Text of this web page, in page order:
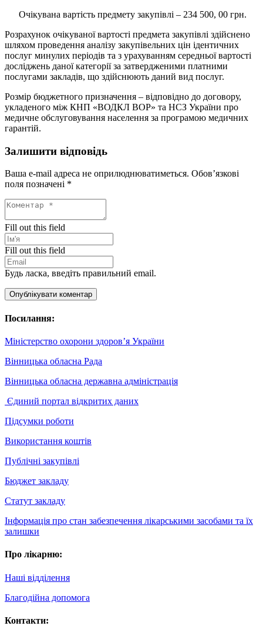
Очікувана вартість предмету закупівлі – 234 500, 00 грн.
Розрахунок очікуваної вартості предмета закупівлі здійснено
шляхом проведення аналізу закупівельних цін ідентичних
послуг минулих періодів та з урахуванням середньої вартості
досліджень даної категорії за затвердженими платними
послугами закладів, що здійснюють даний вид послуг.
Розмір бюджетного призначення – відповідно до договору,
укладеного між КНП «ВОДКЛ ВОР» та НСЗ України про
медичне обслуговування населення за програмою медичних
гарантій.
Залишити відповідь
Ваша e-mail адреса не оприлюднюватиметься. Обов’язкові
поля позначені *
Fill out this field
Fill out this field
Будь ласка, введіть правильний email.
Опублікувати коментар
Посилання:
Міністерство охорони здоров’я України
Вінницька обласна Рада
Вінницька обласна державна адміністрація
Єдиний портал відкритих даних
Підсумки роботи
Використання коштів
Публічні закупівлі
Бюджет закладу
Статут закладу
Інформація про стан забезпечення лікарськими засобами та їх
залишки
Про лікарню:
Наші відділення
Благодійна допомога
Контакти: